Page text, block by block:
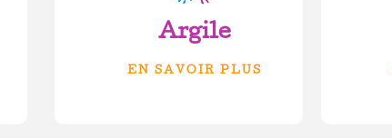
Argile
EN SAVOIR PLUS